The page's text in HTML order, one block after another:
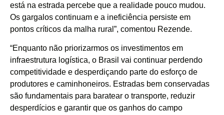
está na estrada percebe que a realidade pouco mudou.
Os gargalos continuam e a ineficiência persiste em
pontos críticos da malha rural”, comentou Rezende.
“Enquanto não priorizarmos os investimentos em
infraestrutura logística, o Brasil vai continuar perdendo
competitividade e desperdiçando parte do esforço de
produtores e caminhoneiros. Estradas bem conservadas
são fundamentais para baratear o transporte, reduzir
desperdícios e garantir que os ganhos do campo